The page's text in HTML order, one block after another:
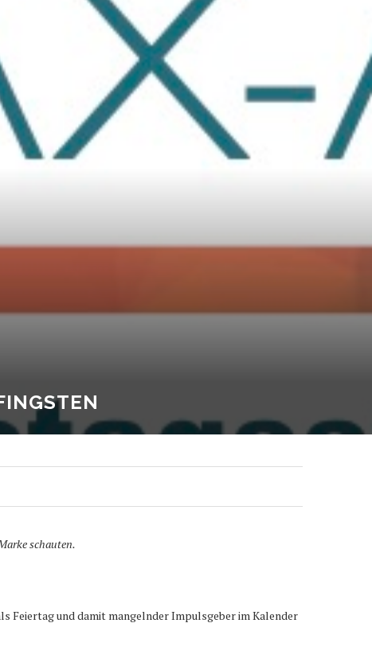
schauten.
Feiertag und damit mangelnder Impulsgeber im Kalender